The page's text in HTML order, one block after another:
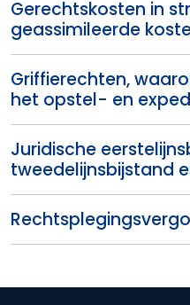
Gerechtskosten in
geassimileerde
Griffierechten,
het opstel- en
Juridische
tweedelijnsbijstand